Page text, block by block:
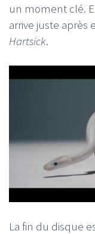
un moment clé.
arrive juste après
Hartsick.
La fin du disque